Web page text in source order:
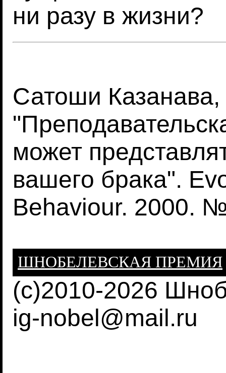
ни разу в жизни?
Сатоши
может
вашего брака".
Behaviour. 2000.
ШНОБЕЛЕВСКАЯ ПРЕМИЯ
(c)2010-2026
ig-nobel@mail.ru